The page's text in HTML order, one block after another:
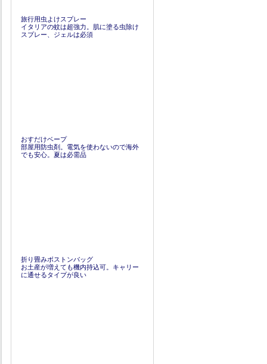
旅行用虫よけスプレー
イタリアの蚊は超強力。肌に塗る虫除け
スプレー、ジェルは必須
おすだけベープ
部屋用防虫剤。電気を使わないので海外
でも安心。夏は必需品
折り畳みボストンバッグ
お土産が増えても機内持込可。キャリー
に通せるタイプが良い